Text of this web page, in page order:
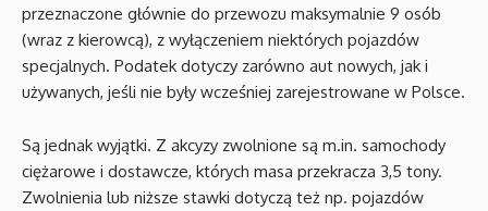
przeznaczone głównie do przewozu maksymalnie 9 osób
(wraz z kierowcą), z wyłączeniem niektórych pojazdów
specjalnych. Podatek dotyczy zarówno aut nowych, jak i
używanych, jeśli nie były wcześniej zarejestrowane w Polsce.
Są jednak wyjątki. Z akcyzy zwolnione są m.in. samochody
ciężarowe i dostawcze, których masa przekracza 3,5 tony.
Zwolnienia lub niższe stawki dotyczą też np. pojazdów